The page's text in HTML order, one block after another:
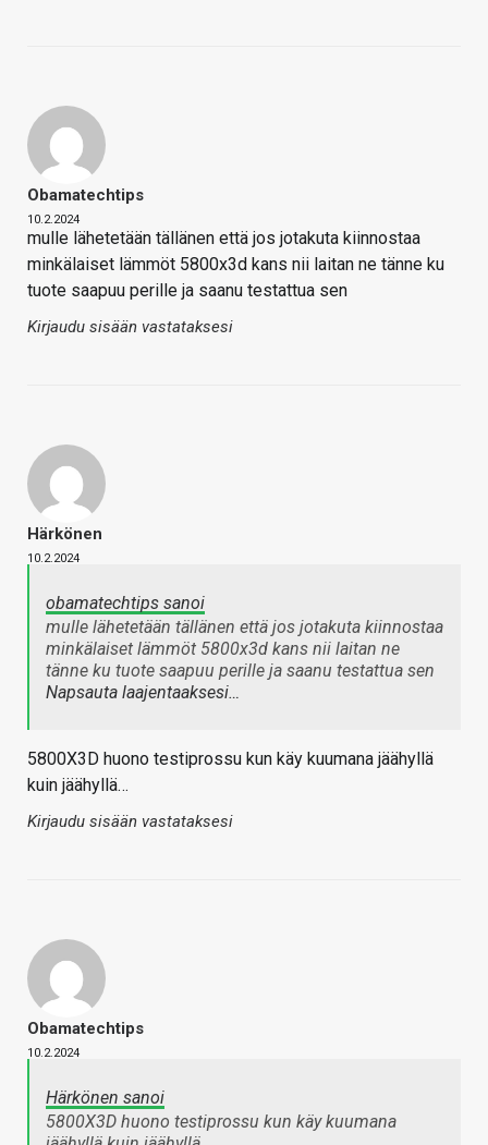
Obamatechtips
10.2.2024
mulle lähetetään tällänen että jos jotakuta kiinnostaa
minkälaiset lämmöt 5800x3d kans nii laitan ne tänne ku
tuote saapuu perille ja saanu testattua sen
Kirjaudu sisään vastataksesi
Härkönen
10.2.2024
obamatechtips sanoi
mulle lähetetään tällänen että jos jotakuta kiinnostaa
minkälaiset lämmöt 5800x3d kans nii laitan ne
tänne ku tuote saapuu perille ja saanu testattua sen
Napsauta laajentaaksesi…
5800X3D huono testiprossu kun käy kuumana jäähyllä
kuin jäähyllä…
Kirjaudu sisään vastataksesi
Obamatechtips
10.2.2024
Härkönen sanoi
5800X3D huono testiprossu kun käy kuumana